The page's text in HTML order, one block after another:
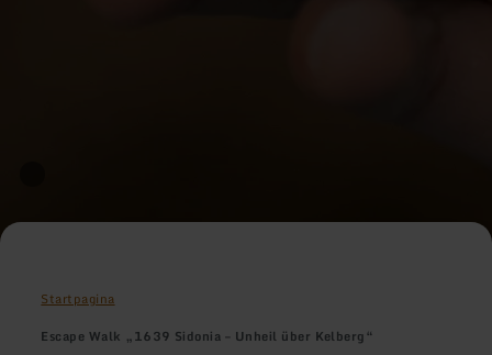
Startpagina
Escape Walk „1639 Sidonia – Unheil über Kelberg“